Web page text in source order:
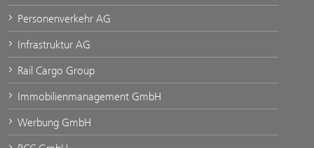
Personenverkehr AG
Infrastruktur AG
Rail Cargo Group
Immobilienmanagement GmbH
Werbung GmbH